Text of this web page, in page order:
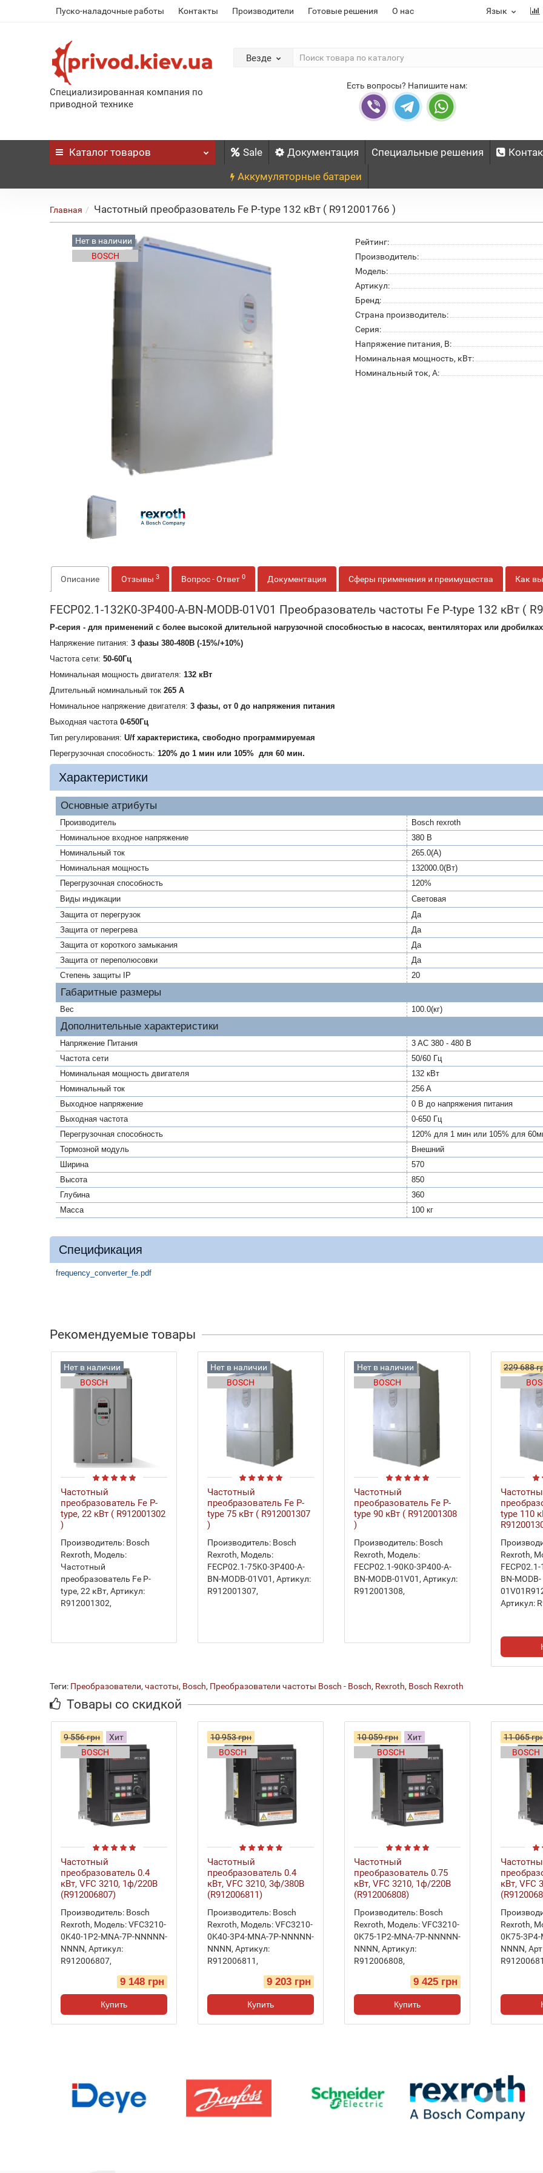
Пуско-наладочные работы Контакты Производители Готовые решения О нас Язык
Специализированная компания по
приводной технике
Везде
Есть вопросы? Напишите нам:
Каталог товаров Sale Документация Специальные решения
Аккумуляторные батареи
Главная Частотный преобразователь Fe P-type 132 кВт ( R912001766 )
Нет в наличии
BOSCH
Рейтинг:
Производитель:
Модель:
Артикул:
Бренд:
Страна производитель:
Серия:
Напряжение питания, В:
Номинальная мощность, кВт:
Номинальный ток, А:
Описание Отзывы3 Вопрос - Ответ0 Документация Сферы применения и преимущества Как
FECP02.1-132K0-3P400-A-BN-MODB-01V01 Преобразователь частоты Fe P-type 132 кВт
P-серия - для применений с более высокой длительной нагрузочной способностью в насосах, вентиляторах или дробилках
Напряжение питания:3 фазы 380-480В (-15%/+10%)
Частота сети:50-60Гц
Номинальная мощность двигателя: 132 кВт
Длительный номинальный ток265 А
Номинальное напряжение двигателя:3 фазы, от 0 до напряжения питания
Выходная частота0-650Гц
Тип регулирования: U/f характеристика, свободно программируемая
Перегрузочная способность:120% до 1 мин или 105% для 60 мин.
Характеристики
Основные атрибуты
Производитель
Bosch rexroth
Номинальное входное напряжение
380 В
Номинальный ток
265.0(А)
Номинальная мощность
132000.0(Вт)
Перегрузочная способность
120%
Виды индикации
Световая
Защита от перегрузок
Да
Защита от перегрева
Да
Защита от короткого замыкания
Да
Защита от переполюсовки
Да
Степень защиты IP
20
Габаритные размеры
Вес 100.0(кг)
Дополнительные характеристики
Напряжение Питания
3 AC 380 - 480 В
Частота сети
50/60 Гц
Номинальная мощность двигателя
132 кВт
Номинальный ток
256 A
Выходное напряжение
0 В до напряжения питания
Выходная частота
0-650 Гц
Перегрузочная способность
120% для 1 мин или 105% для
Тормозной модуль
Внешний
Ширина
570
Высота
850
Глубина
360
Масса
100 кг
Спецификация
frequency_converter_fe.pdf
Рекомендуемые товары
Нет в наличии
BOSCH
Частотный
преобразователь Fe P-
type, 22 кВт ( R912001302
)
Производитель: Bosch
Rexroth, Модель:
Частотный
преобразователь Fe P-
type, 22 кВт,Артикул:
R912001302,
Нет в наличии
BOSCH
Частотный
преобразователь Fe P-
type 75 кВт ( R912001307
)
Производитель: Bosch
Rexroth, Модель:
FECP02.1-75K0-3P400-A-
BN-MODB-01V01 ,Артикул:
R912001307,
Нет в наличии
BOSCH
Частотный
преобразователь Fe P-
type 90 кВт ( R912001308
)
Производитель: Bosch
Rexroth, Модель:
FECP02.1-90K0-3P400-A-
BN-MODB-01V01 ,Артикул:
R912001308,
229 688
type 110
Rexroth,
BN-MODB-
Артикул:
Теги: Преобразователи,частоты, Bosch, Преобразователи частоты Bosch - Bosch, Rexroth, Bosch Rexroth
Товары со скидкой
9 556 грн
Хит
BOSCH
Частотный
преобразователь 0.4
кВт, VFC 3210, 1ф/220В
(R912006807)
Производитель: Bosch
Rexroth, Модель: VFC3210-
0K40-1P2-MNA-7P-NNNNN-
NNNN,Артикул:
R912006807,
9 148 грн
Купить
10 953 грн
BOSCH
Частотный
преобразователь 0.4
кВт, VFC 3210, 3ф/380В
(R912006811)
Производитель: Bosch
Rexroth, Модель: VFC3210-
0K40-3P4-MNA-7P-NNNNN-
NNNN,Артикул:
R912006811 ,
9 203 грн
Купить
10 059 грн
Хит
BOSCH
Частотный
преобразователь 0.75
кВт, VFC 3210, 1ф/220В
(R912006808)
Производитель: Bosch
Rexroth, Модель: VFC3210-
0K75-1P2-MNA-7P-NNNNN-
NNNN,Артикул:
R912006808,
9 425 грн
Купить
11 065
BOSCH
кВт, VFC
Rexroth,
0K75-3P4-
NNNN,